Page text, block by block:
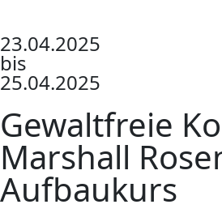
23.04.2025
bis
25.04.2025
Gewaltfreie
Marshall
Aufbaukurs